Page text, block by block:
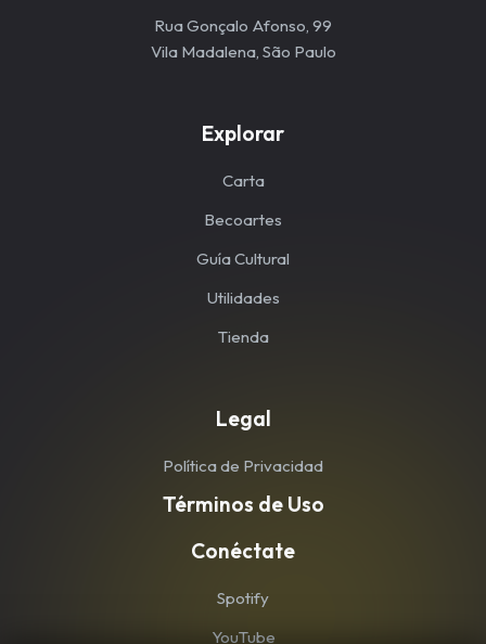
Rua Gonçalo Afonso, 99
Vila Madalena, São Paulo
Explorar
Carta
Becoartes
Guía Cultural
Utilidades
Tienda
Legal
Política de Privacidad
Términos de Uso
Conéctate
Spotify
YouTube